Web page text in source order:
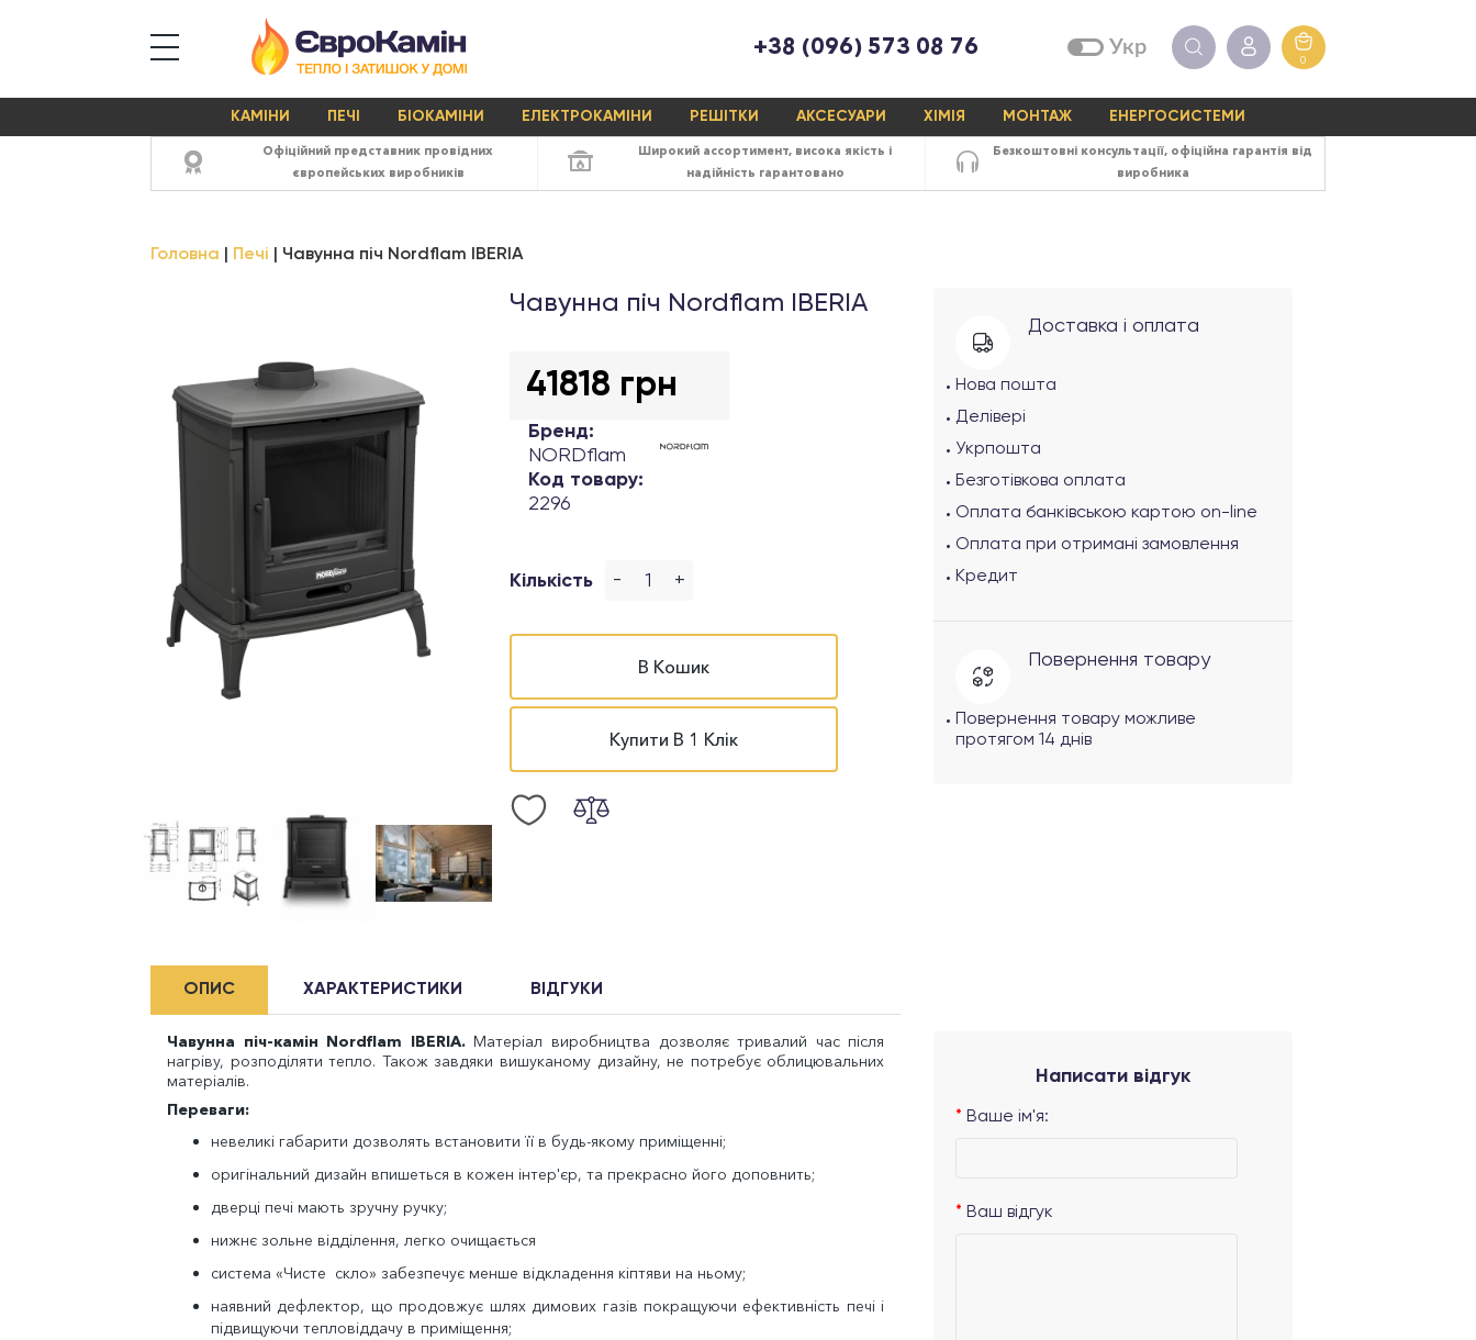
+38 (096) 573 08 76 Укр
0
КАМІНИ ПЕЧІ БІОКАМІНИ ЕЛЕКТРОКАМІНИ РЕШІТКИ АКСЕСУАРИ ХІМІЯ МОНТАЖ ЕНЕРГОСИСТЕМИ
Офіційний представник провідних
європейських виробників
Широкий ассортимент, висока якість і
надійність гарантовано
Безкоштовні консультації, офіційна гарантія від
виробника
Головна Печі Чавунна піч Nordflam IBERIA
Чавунна піч Nordflam IBERIA
41818 грн
Бренд:
NORDflam
Код товару:
2296
Кількість - +
В Кошик
Купити В 1 Клік
Доставка і оплата
Нова пошта
Делівері
Укрпошта
Безготівкова оплата
Оплата банківською картою on-line
Оплата при отримані замовлення
Кредит
Повернення товару
Повернення товару можливе
протягом 14 днів
ОПИС ХАРАКТЕРИСТИКИ ВІДГУКИ
Чавунна піч-камін Nordflam IBERIA. Матеріал виробництва дозволяє тривалий час після
нагріву, розподіляти тепло. Також завдяки вишуканому дизайну, не потребує облицювальних
матеріалів.
Переваги:
невеликі габарити дозволять встановити її в будь-якому приміщенні;
оригінальний дизайн впишеться в кожен інтер'єр, та прекрасно його доповнить;
дверці печі мають зручну ручку;
нижнє зольне відділення, легко очищається
система «Чисте скло» забезпечує менше відкладення кіптяви на ньому;
наявний дефлектор, що продовжує шлях димових газів покращуючи ефективність печі і
підвищуючи тепловіддачу в приміщення;
Написати відгук
Ваше ім'я:
Ваш відгук